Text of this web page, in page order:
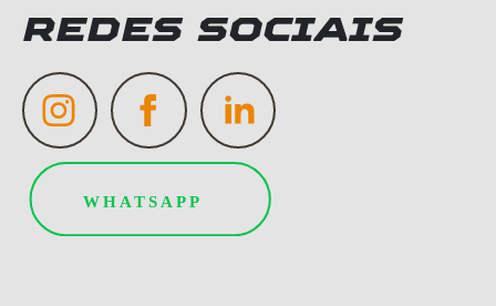
REDES SOCIAIS